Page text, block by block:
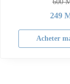
600
249
Acheter